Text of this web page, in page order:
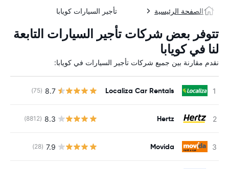
الصفحة الرئيسية تأجير السيارات كويابا
تتوفر بعض شركات تأجير السيارات التابعة
لنا في كويابا
نقدم مقارنة بين جميع شركات تأجير السيارات في كويابا:
Localiza Car Rentals
8.7
(75)
Hertz
8.3
(8812)
Movida
7.9
(28)